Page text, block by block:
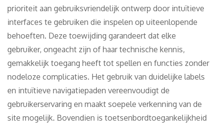
prioriteit aan gebruiksvriendelijk ontwerp door intuïtieve
interfaces te gebruiken die inspelen op uiteenlopende
behoeften. Deze toewijding garandeert dat elke
gebruiker, ongeacht zijn of haar technische kennis,
gemakkelijk toegang heeft tot spellen en functies zonder
nodeloze complicaties. Het gebruik van duidelijke labels
en intuïtieve navigatiepaden vereenvoudigt de
gebruikerservaring en maakt soepele verkenning van de
site mogelijk. Bovendien is toetsenbordtoegankelijkheid